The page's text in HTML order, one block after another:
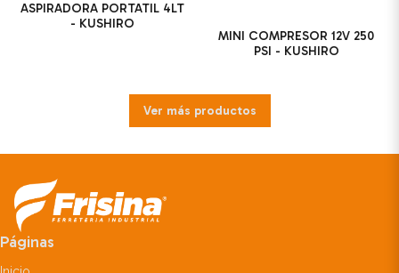
ASPIRADORA PORTATIL 4LT
- KUSHIRO
MINI COMPRESOR 12V 250
PSI - KUSHIRO
Ver más productos
Páginas